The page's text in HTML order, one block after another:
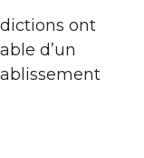
ont
d’un